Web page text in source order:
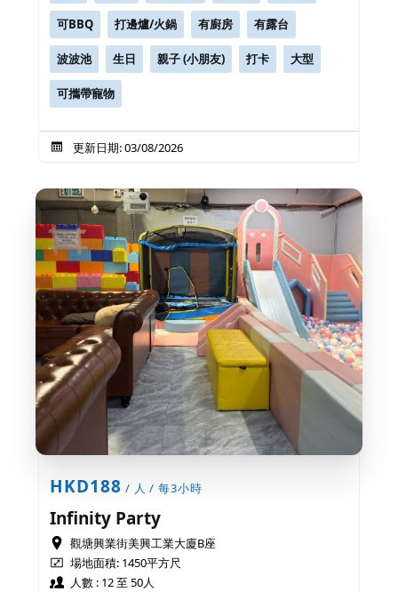
可BBQ 打邊爐/火鍋 有廚房 有露台
波波池 生日 親子 (小朋友) 打卡 大型
可攜帶寵物
更新日期: 03/08/2026
HKD188 / 人 / 每3小時
Infinity Party
觀塘興業街美興工業大廈B座
場地面積: 1450平方尺
人數 : 12 至 50人